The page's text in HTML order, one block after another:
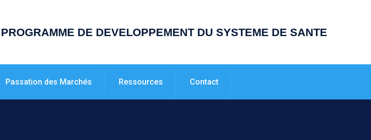
DE DEVELOPPEMENT DU SYSTEME DE SANTE
Passation des Marchés Ressources Contact